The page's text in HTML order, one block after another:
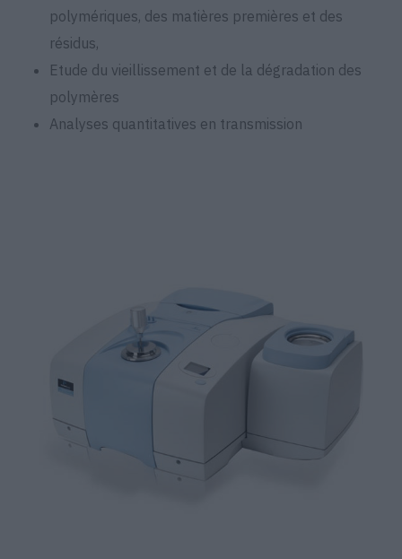
polymériques, des matières premières et des
résidus,
Etude du vieillissement et de la dégradation des
polymères
Analyses quantitatives en transmission